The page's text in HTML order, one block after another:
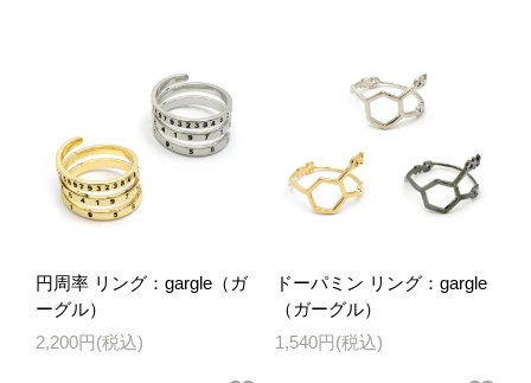
円周率 リング：gargle（ガ
ーグル）
2,200円(税込)
ドーパミン リング：gargle
（ガーグル）
1,540円(税込)